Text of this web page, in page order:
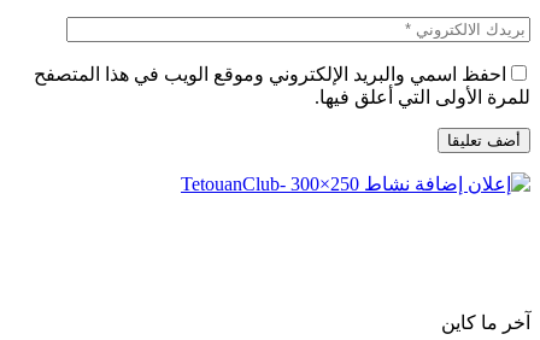
احفظ اسمي والبريد الإلكتروني وموقع الويب في هذا المتصفح
للمرة الأولى التي أعلق فيها.
آخر ما كاين